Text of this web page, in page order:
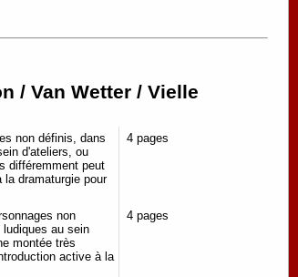
/ Van Wetter / Vielle
non définis, dans
d'ateliers, ou
différemment peut
dramaturgie pour
4 pages
non
au sein
montée très
active à la
4 pages